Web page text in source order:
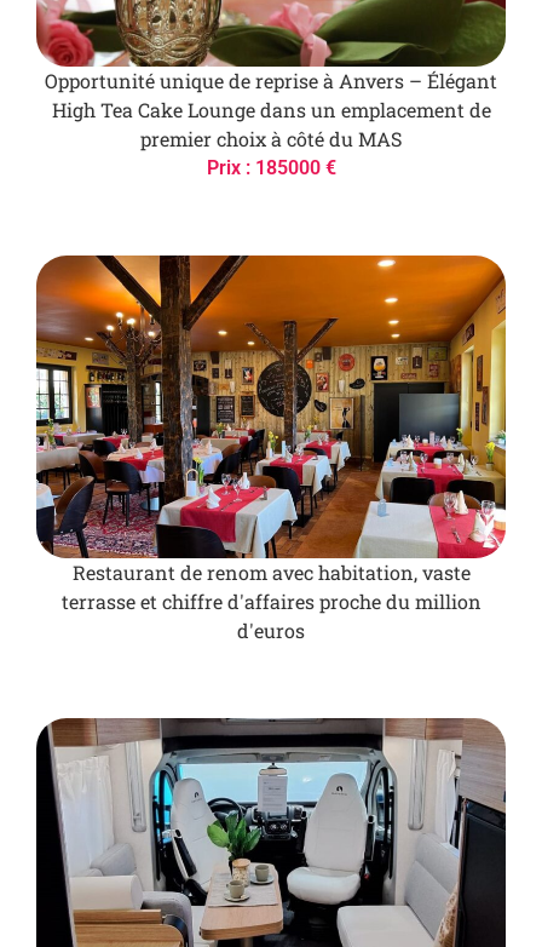
Opportunité unique de reprise à Anvers – Élégant
High Tea Cake Lounge dans un emplacement de
premier choix à côté du MAS
Prix : 185000 €
Restaurant de renom avec habitation, vaste
terrasse et chiffre d'affaires proche du million
d'euros